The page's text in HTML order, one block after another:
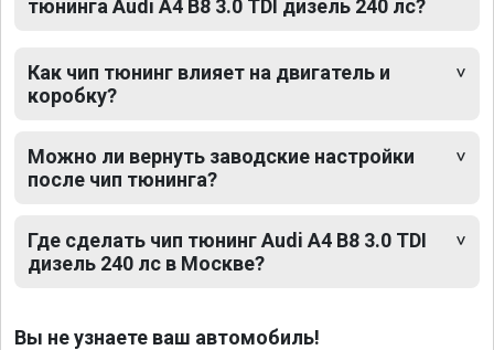
тюнинга Audi A4 B8 3.0 TDI дизель 240 лс?
Как чип тюнинг влияет на двигатель и
коробку?
Можно ли вернуть заводские настройки
после чип тюнинга?
Где сделать чип тюнинг Audi A4 B8 3.0 TDI
дизель 240 лс в Москве?
Вы не узнаете ваш автомобиль!